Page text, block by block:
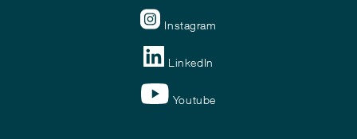
Instagram
LinkedIn
Youtube